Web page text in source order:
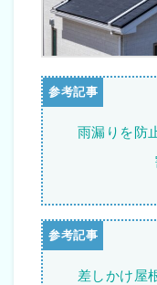
雨漏りを防
差しかけ屋